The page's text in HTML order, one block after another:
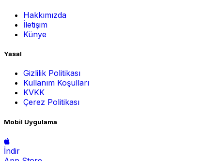
Hakkımızda
İletişim
Künye
Yasal
Gizlilik Politikası
Kullanım Koşulları
KVKK
Çerez Politikası
Mobil Uygulama
İndir